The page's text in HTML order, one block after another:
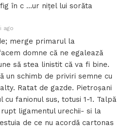
în c …ur nițel lui sorăta
ago
merge primarul la
domne că ne egalează
să stea linistit că va fi bine.
un schimb de priviri semne cu
Ratat de gazde. Pietroșani
cu fanionul sus, totusi 1-1. Talpă
ligamentul urechii- si la
de ce nu acordă cartonas